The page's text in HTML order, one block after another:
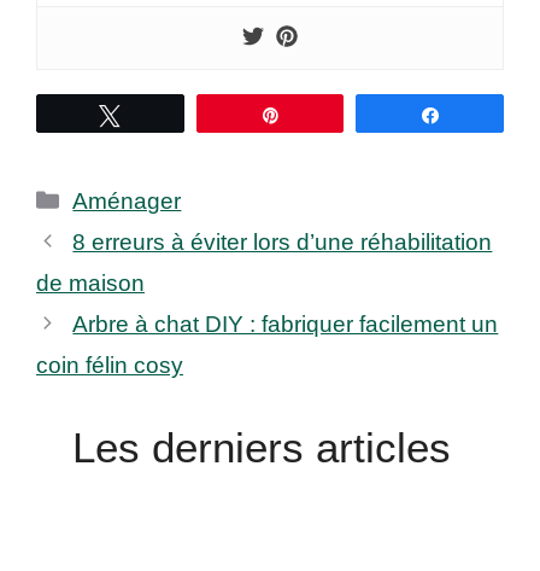
Catégories
Aménager
8 erreurs à éviter lors d’une réhabilitation
de maison
Arbre à chat DIY : fabriquer facilement un
coin félin cosy
Les derniers articles